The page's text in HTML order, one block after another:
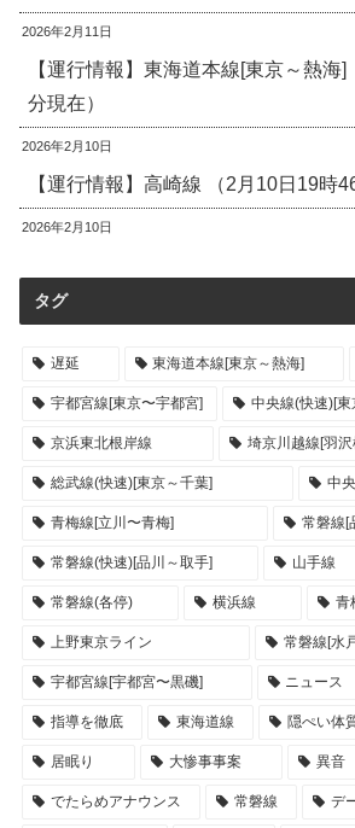
2026年2月11日
【運行情報】東海道本線[東京～熱海
分現在）
2026年2月10日
【運行情報】高崎線 （2月10日19時
2026年2月10日
タグ
遅延 東海道本線[東京～熱海]
宇都宮線[東京〜宇都宮] 中央線(快速)[東
京浜東北根岸線 埼京川越線[羽
総武線(快速)[東京～千葉] 中
青梅線[立川〜青梅] 常磐線[
常磐線(快速)[品川～取手] 山手線
常磐線(各停) 横浜線 青
上野東京ライン 常磐線[水
宇都宮線[宇都宮〜黒磯] ニュース
指導を徹底 東海道線 隠ぺい体
居眠り 大惨事事案 異音
でたらめアナウンス 常磐線 デ